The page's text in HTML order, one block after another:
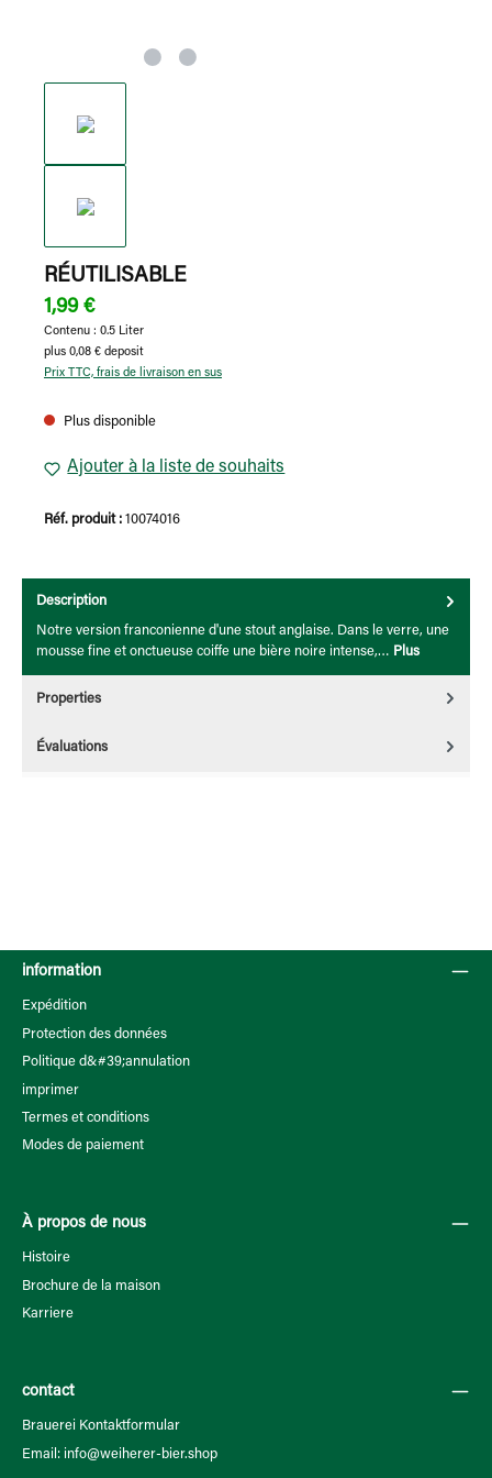
RÉUTILISABLE
1,99 €
Contenu : 0.5 Liter
plus 0,08 € deposit
Prix TTC, frais de livraison en sus
Plus disponible
Ajouter à la liste de souhaits
Réf. produit : 10074016
Description
Notre version franconienne d'une stout anglaise. Dans le verre, une
mousse fine et onctueuse coiffe une bière noire intense,… Plus
Properties
Évaluations
information
Expédition
Protection des données
Politique d&#39;annulation
imprimer
Termes et conditions
Modes de paiement
À propos de nous
Histoire
Brochure de la maison
Karriere
contact
Brauerei Kontaktformular
Email: info@weiherer-bier.shop